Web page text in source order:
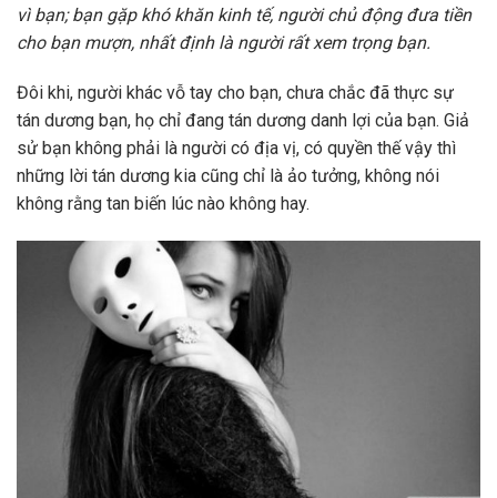
vì bạn; bạn gặp khó khăn kinh tế, người chủ động đưa tiền
cho bạn mượn, nhất định là người rất xem trọng bạn.
Đôi khi, người khác vỗ tay cho bạn, chưa chắc đã thực sự
tán dương bạn, họ chỉ đang tán dương danh lợi của bạn. Giả
sử bạn không phải là người có địa vị, có quyền thế vậy thì
những lời tán dương kia cũng chỉ là ảo tưởng, không nói
không rằng tan biến lúc nào không hay.